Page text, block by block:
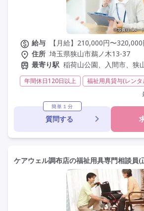
給与
【月給】210,000円〜320,000
住所 埼玉県狭山市鵜ノ木13-37
最寄り駅 稲荷山公園、入間市、狭
年間休日120日以上
福祉用具貸与(レン
福祉用具専
残業月20時間以内 常勤
交通費支給
年間休日110日以上
学歴
駅近
簡単１分
質問する
ケアウェル調布店の福祉用具専門相談員(